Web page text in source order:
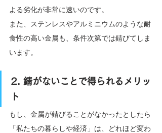
よる劣化が非常に速いのです。
また、ステンレスやアルミニウムのような耐
食性の高い金属も、条件次第では錆びてしま
います。
2. 錆がないことで得られるメリッ
ト
もし、金属が錆びることがなかったとしたら
「私たちの暮らしや経済」は、どれほど変わ